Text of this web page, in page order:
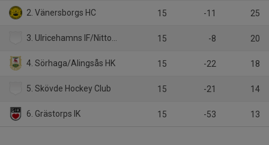
2. Vänersborgs HC 15 -11 25
3. Ulricehamns IF/Nittorps IK 15 -8 20
4. Sörhaga/Alingsås HK 15 -22 18
5. Skövde Hockey Club 15 -21 14
6. Grästorps IK 15 -53 13